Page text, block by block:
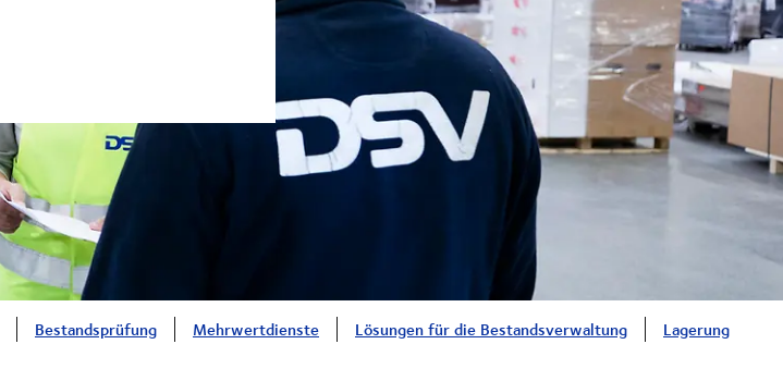
Bestandsprüfung Mehrwertdienste Lösungen für die Bestandsverwaltung
Lagerung